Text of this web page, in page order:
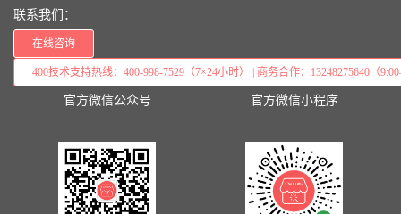
联系我们：
在线咨询
400技术支持热线：400-998-7529（7×24小时） | 商务合作：13248275640（
官方微信公众号 官方微信小程序